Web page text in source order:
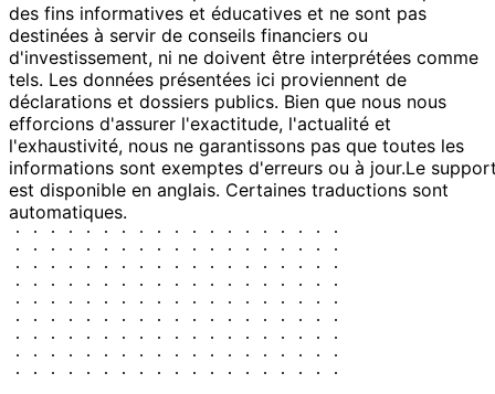
des fins informatives et éducatives et ne sont pas
destinées à servir de conseils financiers ou
d'investissement, ni ne doivent être interprétées comme
tels. Les données présentées ici proviennent de
déclarations et dossiers publics. Bien que nous nous
efforcions d'assurer l'exactitude, l'actualité et
l'exhaustivité, nous ne garantissons pas que toutes les
informations sont exemptes d'erreurs ou à jour.Le
est disponible en anglais. Certaines traductions sont
automatiques.